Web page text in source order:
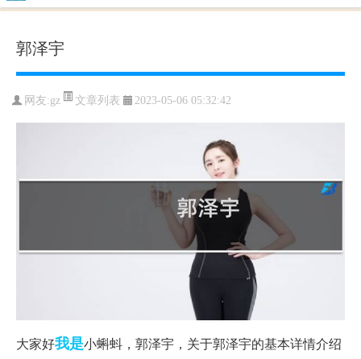
郭泽宇
网友:gz 文章列表 2023-05-06 05:32:42
大家好我是小蝌蚪，郭泽宇，关于郭泽宇的基本详情介绍